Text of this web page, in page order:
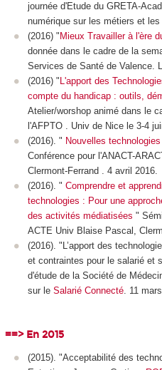
journée d'Etude du GRETA-
numérique sur les métiers et
(2016) " Mieux Travailler à l'ère
donnée dans le cadre de la
Services de Santé de Valence.
(2016) " L'apport des
compte du handicap : outils,
Atelier/worshop animé dans le
l'AFPTO . Univ de Nice le 3-4
(2016). " Nouvelles
Conférence pour l'ANACT-
Clermont-Ferrand . 4 avril 2016.
(2016). " Comprendre et
technologies : Pour une
des activités médiatisées "
ACTE Univ Blaise Pascal,
(2016). "L’apport des
et contraintes pour le salarié et
d'étude de la Société de
sur le Salarié Connecté. 11
==> En 2015
(2015). "Acceptabilité des